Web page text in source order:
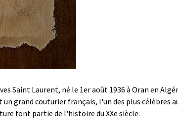
Saint Laurent, né le 1er août 1936 à Oran en
un grand couturier français, l'un des plus célèbres
font partie de l'histoire du XXe siècle.